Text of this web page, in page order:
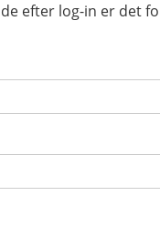
efter log-in er det